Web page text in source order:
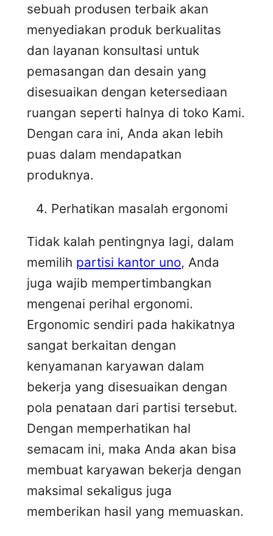
sebuah produsen terbaik akan
menyediakan produk berkualitas
dan layanan konsultasi untuk
pemasangan dan desain yang
disesuaikan dengan ketersediaan
ruangan seperti halnya di toko Kami.
Dengan cara ini, Anda akan lebih
puas dalam mendapatkan
produknya.
Perhatikan masalah ergonomi
Tidak kalah pentingnya lagi, dalam
memilih partisi kantor uno, Anda
juga wajib mempertimbangkan
mengenai perihal ergonomi.
Ergonomic sendiri pada hakikatnya
sangat berkaitan dengan
kenyamanan karyawan dalam
bekerja yang disesuaikan dengan
pola penataan dari partisi tersebut.
Dengan memperhatikan hal
semacam ini, maka Anda akan bisa
membuat karyawan bekerja dengan
maksimal sekaligus juga
memberikan hasil yang memuaskan.